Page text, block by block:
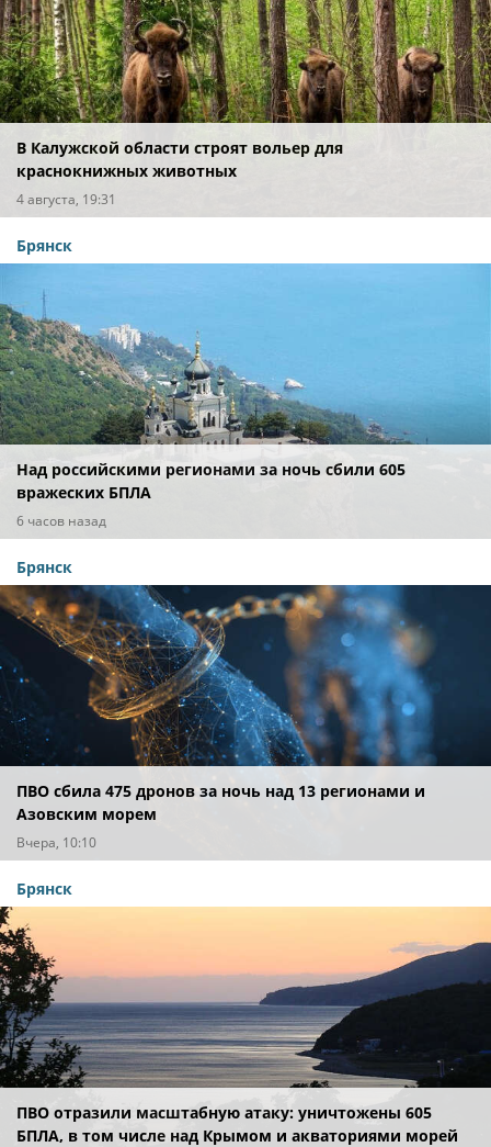
В Калужской области строят вольер для
краснокнижных животных
4 августа, 19:31
Брянск
Над российскими регионами за ночь сбили 605
вражеских БПЛА
6 часов назад
Брянск
ПВО сбила 475 дронов за ночь над 13 регионами и
Азовским морем
Вчера, 10:10
Брянск
ПВО отразили масштабную атаку: уничтожены 605
БПЛА, в том числе над Крымом и акваториями морей